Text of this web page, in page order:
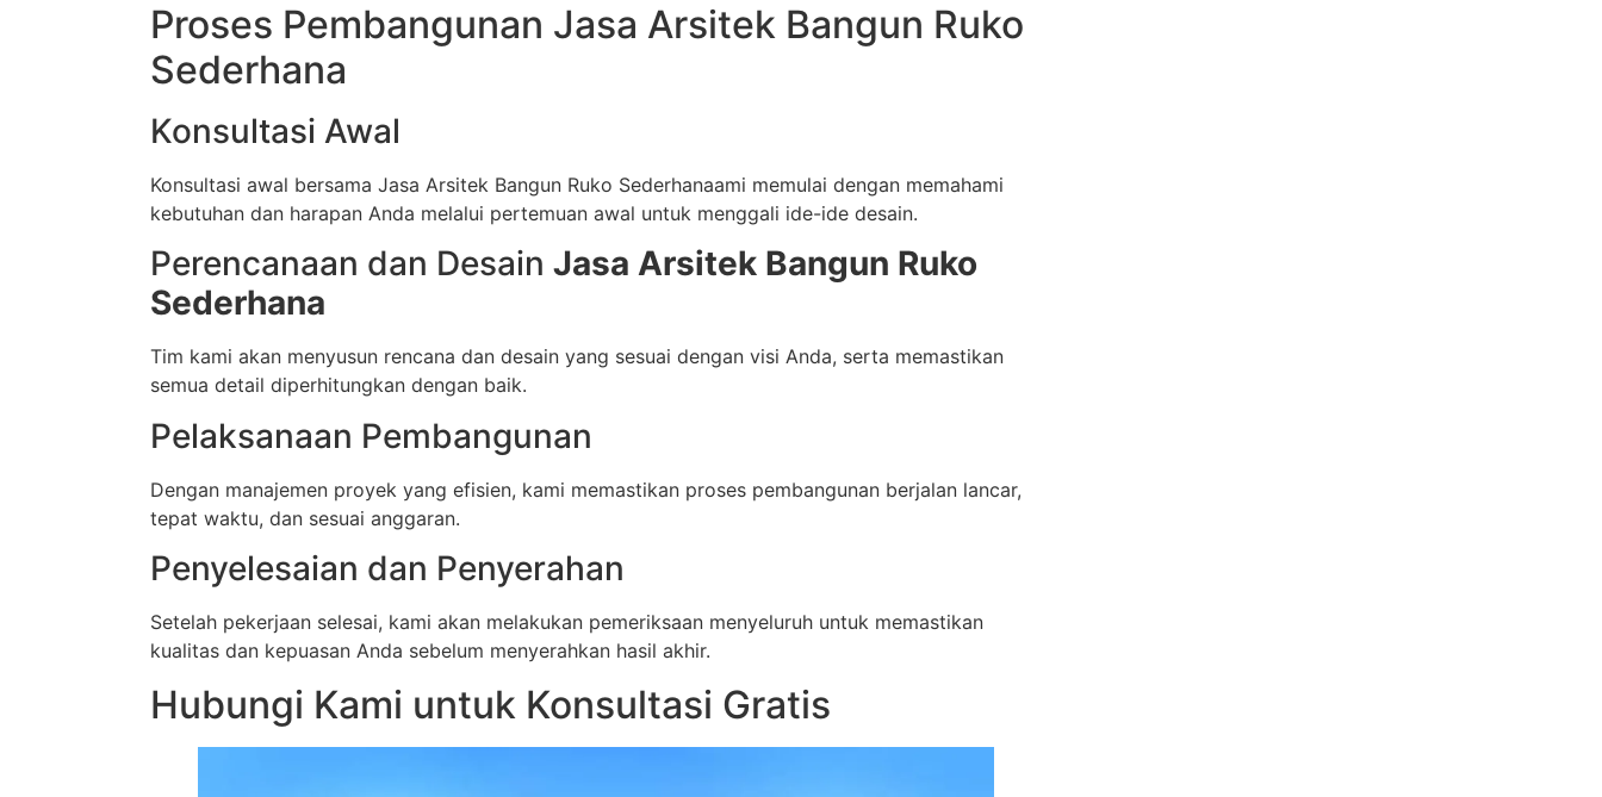
Proses Pembangunan Jasa Arsitek Bangun Ruko
Sederhana
Konsultasi Awal
Konsultasi awal bersama Jasa Arsitek Bangun Ruko Sederhanaami memulai dengan memahami
kebutuhan dan harapan Anda melalui pertemuan awal untuk menggali ide-ide desain.
Perencanaan dan Desain Jasa Arsitek Bangun Ruko
Sederhana
Tim kami akan menyusun rencana dan desain yang sesuai dengan visi Anda, serta memastikan
semua detail diperhitungkan dengan baik.
Pelaksanaan Pembangunan
Dengan manajemen proyek yang efisien, kami memastikan proses pembangunan berjalan lancar,
tepat waktu, dan sesuai anggaran.
Penyelesaian dan Penyerahan
Setelah pekerjaan selesai, kami akan melakukan pemeriksaan menyeluruh untuk memastikan
kualitas dan kepuasan Anda sebelum menyerahkan hasil akhir.
Hubungi Kami untuk Konsultasi Gratis